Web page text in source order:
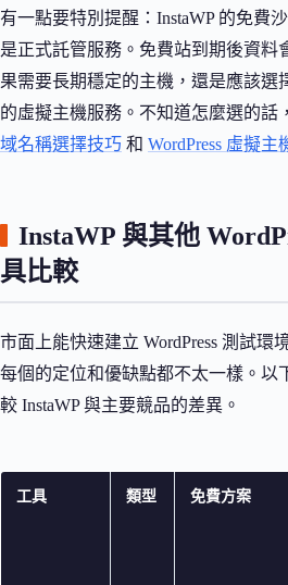
有一點要特別提醒：InstaWP 的免費
是正式託管服務。免費站到期後資料
果需要長期穩定的主機，還是應該選
的虛擬主機服務。不知道怎麼選的話
域名稱選擇技巧 和 WordPress 虛擬主
InstaWP 與其他
具比較
市面上能快速建立 WordPress 測試環
每個的定位和優缺點都不太一樣。以
較 InstaWP 與主要競品的差異。
工具 類型 免費方案